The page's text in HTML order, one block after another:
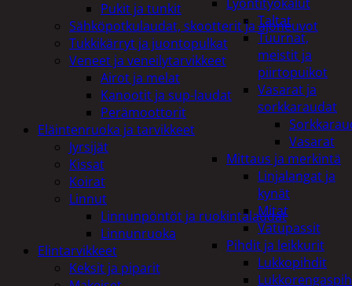
Taltat
Tuurnat,
meistit ja
piirtopuikot
Vasarat ja
sorkkaraudat
Vasarat
Mittaus ja merkintä
Linjalangat ja
kynät
Mitat
Vatupassit
Pihdit ja leikkurit
Lukkopihdit
Pukit ja tunkit
Sähköpotkulaudat, skootterit ja ajoneuvot
Tukkikärryt ja juontopulkat
Veneet ja veneilytarvikkeet
Airot ja melat
Kanootit ja sup-laudat
Perämoottorit
Eläintenruoka ja tarvikkeet
Jyrsijät
Kissat
Koirat
Linnut
Linnunpöntöt ja ruokintalaudat
Linnunruoka
Elintarvikkeet
Keksit ja piparit